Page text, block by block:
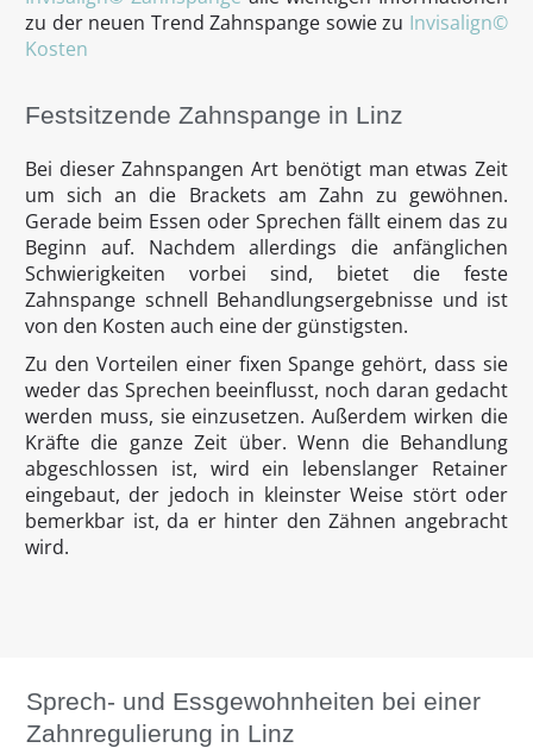
zu der neuen Trend Zahnspange sowie zu Invisalign©
Kosten
Festsitzende Zahnspange in Linz
Bei dieser Zahnspangen Art benötigt man etwas Zeit
um sich an die Brackets am Zahn zu gewöhnen.
Gerade beim Essen oder Sprechen fällt einem das zu
Beginn auf. Nachdem allerdings die anfänglichen
Schwierigkeiten vorbei sind, bietet die feste
Zahnspange schnell Behandlungsergebnisse und ist
von den Kosten auch eine der günstigsten.
Zu den Vorteilen einer fixen Spange gehört, dass sie
weder das Sprechen beeinflusst, noch daran gedacht
werden muss, sie einzusetzen. Außerdem wirken die
Kräfte die ganze Zeit über. Wenn die Behandlung
abgeschlossen ist, wird ein lebenslanger Retainer
eingebaut, der jedoch in kleinster Weise stört oder
bemerkbar ist, da er hinter den Zähnen angebracht
wird.
Sprech- und Essgewohnheiten bei einer
Zahnregulierung in Linz